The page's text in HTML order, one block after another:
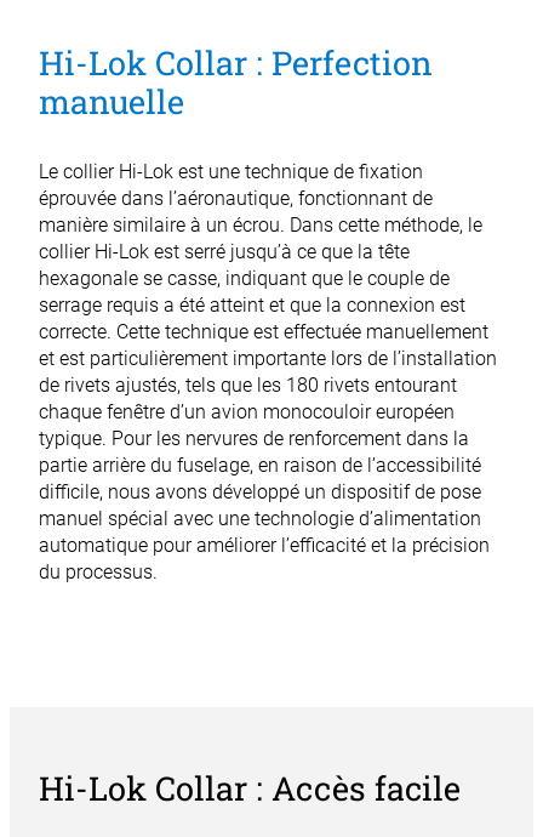
Hi-Lok Collar : Perfection
manuelle
Le collier Hi-Lok est une technique de fixation
éprouvée dans l’aéronautique, fonctionnant de
manière similaire à un écrou. Dans cette méthode, le
collier Hi-Lok est serré jusqu’à ce que la tête
hexagonale se casse, indiquant que le couple de
serrage requis a été atteint et que la connexion est
correcte. Cette technique est effectuée manuellement
et est particulièrement importante lors de l’installation
de rivets ajustés, tels que les 180 rivets entourant
chaque fenêtre d’un avion monocouloir européen
typique. Pour les nervures de renforcement dans la
partie arrière du fuselage, en raison de l’accessibilité
difficile, nous avons développé un dispositif de pose
manuel spécial avec une technologie d’alimentation
automatique pour améliorer l’efficacité et la précision
du processus.
Hi-Lok Collar : Accès facile